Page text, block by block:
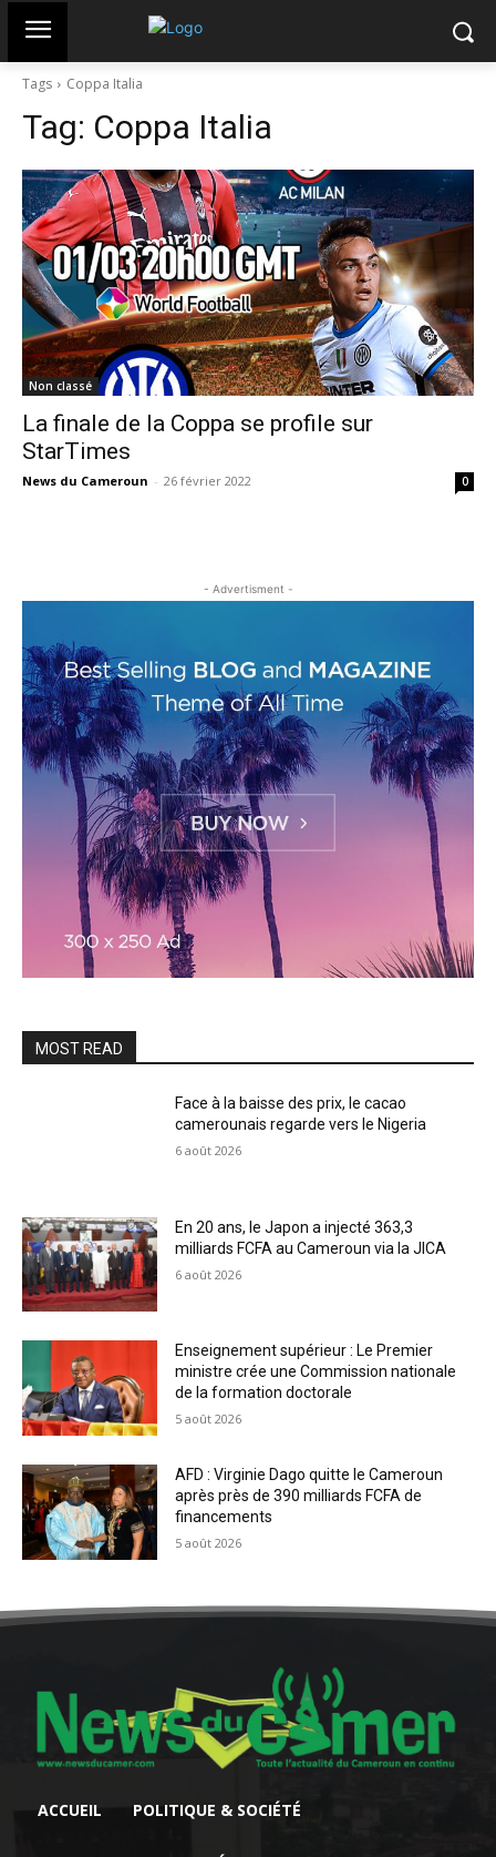
Tags Coppa Italia
Tag: Coppa Italia
Non classé
La finale de la Coppa se profile sur
StarTimes
News du Cameroun - 26 février 2022 0
- Advertisment -
MOST READ
Face à la baisse des prix, le cacao
camerounais regarde vers le Nigeria
6 août 2026
En 20 ans, le Japon a injecté 363,3
milliards FCFA au Cameroun via la JICA
6 août 2026
Enseignement supérieur : Le Premier
ministre crée une Commission nationale
de la formation doctorale
5 août 2026
AFD : Virginie Dago quitte le Cameroun
après près de 390 milliards FCFA de
financements
5 août 2026
ACCUEIL POLITIQUE & SOCIÉTÉ